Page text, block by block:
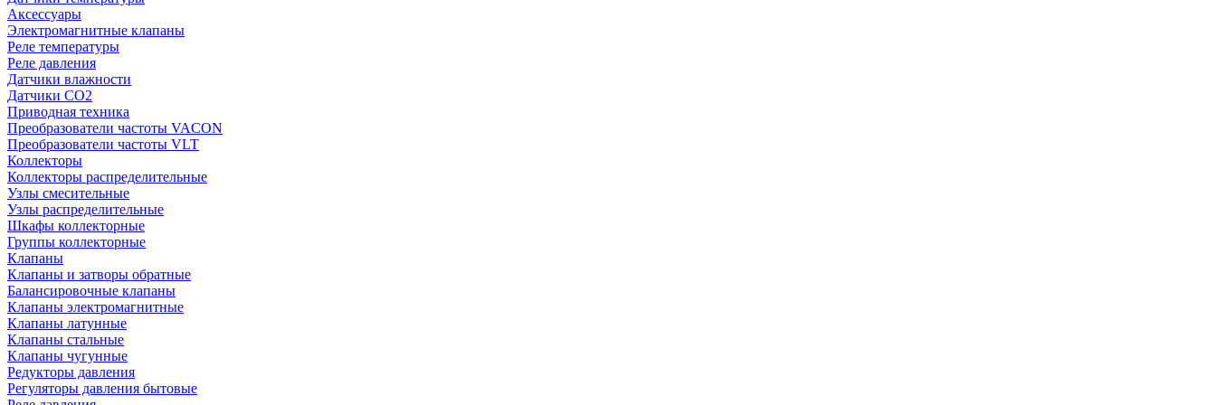
Аксессуары
Электромагнитные клапаны
Реле температуры
Реле давления
Датчики влажности
Датчики CO2
Приводная техника
Преобразователи частоты VACON
Преобразователи частоты VLT
Коллекторы
Коллекторы распределительные
Узлы смесительные
Узлы распределительные
Шкафы коллекторные
Группы коллекторные
Клапаны
Клапаны и затворы обратные
Балансировочные клапаны
Клапаны электромагнитные
Клапаны латунные
Клапаны стальные
Клапаны чугунные
Редукторы давления
Регуляторы давления бытовые